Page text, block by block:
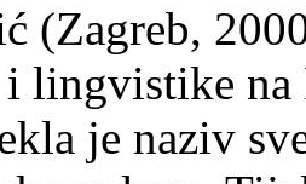
(Zagreb,
lingvistike
je naziv